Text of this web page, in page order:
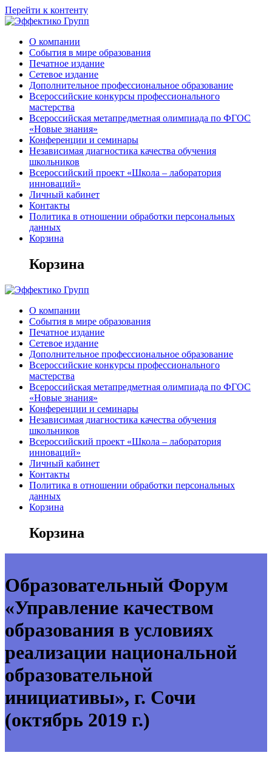
Перейти к контенту
О компании
События в мире образования
Печатное издание
Сетевое издание
Дополнительное профессиональное образование
Всероссийские конкурсы профессионального
мастерства
Всероссийская метапредметная олимпиада по ФГОС
«Новые знания»
Конференции и семинары
Независимая диагностика качества обучения
школьников
Всероссийский проект «Школа – лаборатория
инноваций»
Личный кабинет
Контакты
Политика в отношении обработки персональных
данных
Корзина
Корзина
О компании
События в мире образования
Печатное издание
Сетевое издание
Дополнительное профессиональное образование
Всероссийские конкурсы профессионального
мастерства
Всероссийская метапредметная олимпиада по ФГОС
«Новые знания»
Конференции и семинары
Независимая диагностика качества обучения
школьников
Всероссийский проект «Школа – лаборатория
инноваций»
Личный кабинет
Контакты
Политика в отношении обработки персональных
данных
Корзина
Корзина
Образовательный Форум
«Управление качеством
образования в условиях
реализации национальной
образовательной
инициативы», г. Сочи
(октябрь 2019 г.)